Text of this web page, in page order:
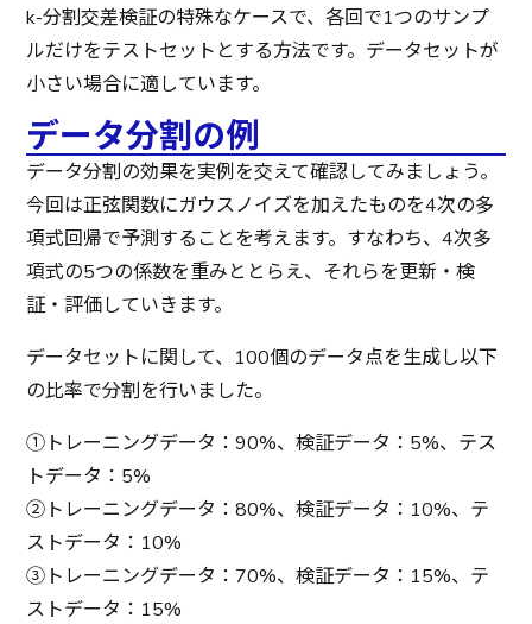
k-分割交差検証の特殊なケースで、各回で1つのサンプ
ルだけをテストセットとする方法です。データセットが
小さい場合に適しています。
データ分割の例
データ分割の効果を実例を交えて確認してみましょう。
今回は正弦関数にガウスノイズを加えたものを4次の多
項式回帰で予測することを考えます。すなわち、4次多
項式の5つの係数を重みととらえ、それらを更新・検
証・評価していきます。
データセットに関して、100個のデータ点を生成し以下
の比率で分割を行いました。
①トレーニングデータ：90%、検証データ：5%、テス
トデータ：5%
②トレーニングデータ：80%、検証データ：10%、テ
ストデータ：10%
③トレーニングデータ：70%、検証データ：15%、テ
ストデータ：15%